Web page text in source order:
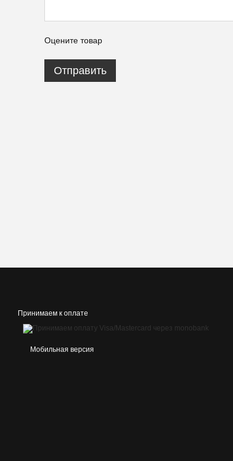
Оцените товар
Отправить
Принимаем к оплате
Мобильная версия